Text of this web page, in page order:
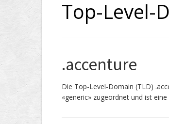
Top-Level-
.accenture
Die Top-Level-Domain (TLD)
«generic» zugeordnet und ist